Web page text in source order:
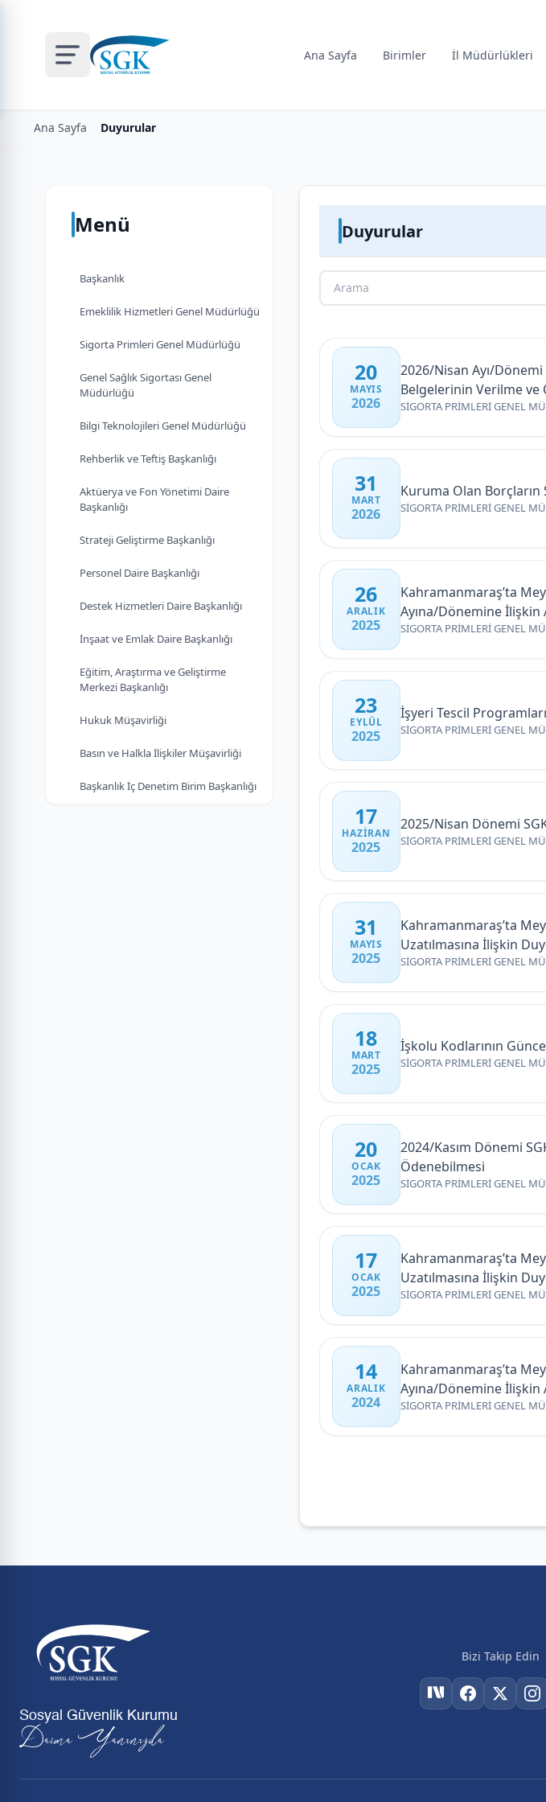
Ana Sayfa Birimler İl Müdürlükleri
Ana Sayfa Duyurular
Menü
Başkanlık
Emeklilik Hizmetleri Genel Müdürlüğü
Sigorta Primleri Genel Müdürlüğü
Genel Sağlık Sigortası Genel
Müdürlüğü
Bilgi Teknolojileri Genel Müdürlüğü
Rehberlik ve Teftiş Başkanlığı
Aktüerya ve Fon Yönetimi Daire
Başkanlığı
Strateji Geliştirme Başkanlığı
Personel Daire Başkanlığı
Destek Hizmetleri Daire Başkanlığı
İnşaat ve Emlak Daire Başkanlığı
Eğitim, Araştırma ve Geliştirme
Merkezi Başkanlığı
Hukuk Müşavirliği
Basın ve Halkla İlişkiler Müşavirliği
Başkanlık İç Denetim Birim Başkanlığı
Duyurular
20
MAYIS
2026
2026/Nisan Ayı/
Belgelerinin Verilme ve
SİGORTA PRİMLERİ GENEL
31
MART
2026
Kuruma Olan Borçların
SİGORTA PRİMLERİ GENEL
26
ARALIK
2025
Kahramanmaraş’ta
Ayına/Dönemine
Beyannamelerinin Son
SİGORTA PRİMLERİ GENEL
23
EYLÜL
2025
İşyeri Tescil
SİGORTA PRİMLERİ GENEL
17
HAZIRAN
2025
2025/Nisan Dönemi
SİGORTA PRİMLERİ GENEL
31
MAYIS
2025
Kahramanmaraş’ta
Uzatılmasına İlişkin
SİGORTA PRİMLERİ GENEL
18
MART
2025
İşkolu Kodlarının
SİGORTA PRİMLERİ GENEL
20
OCAK
2025
2024/Kasım Dönemi
Ödenebilmesi
SİGORTA PRİMLERİ GENEL
17
OCAK
2025
Kahramanmaraş’ta
Uzatılmasına İlişkin
SİGORTA PRİMLERİ GENEL
14
ARALIK
2024
Kahramanmaraş’ta
Ayına/Dönemine
Beyannamelerinin Son
SİGORTA PRİMLERİ GENEL
Sosyal Güvenlik Kurumu
Daima Yanınızda
Bizi Takip Edin